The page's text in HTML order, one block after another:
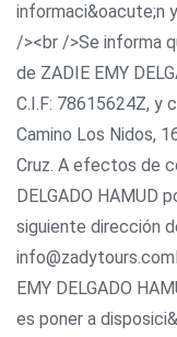
informaci&oacute;n
/><br />Se informa
de ZADIE EMY
C.I.F: 78615624Z, y
Camino Los Nidos,
Cruz. A efectos de
DELGADO HAMUD
siguiente dirección
EMY DELGADO
es poner a